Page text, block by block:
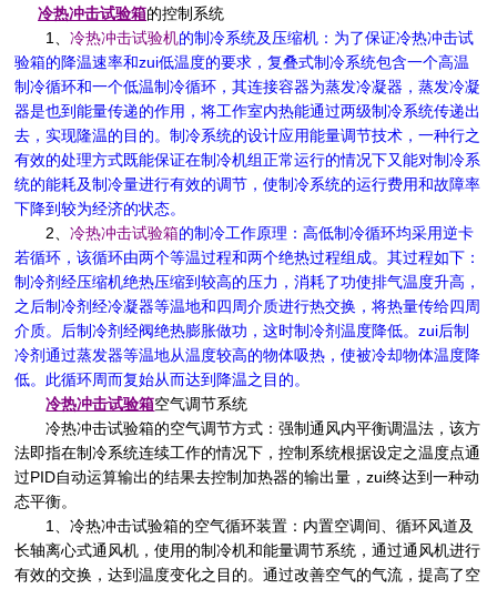
冷热冲击试验箱的控制系统
1、冷热冲击试验机的制冷系统及压缩机：为了保证冷热冲击试
验箱的降温速率和zui低温度的要求，复叠式制冷系统包含一个高温
制冷循环和一个低温制冷循环，其连接容器为蒸发冷凝器，蒸发冷凝
器是也到能量传递的作用，将工作室内热能通过两级制冷系统传递出
去，实现隆温的目的。制冷系统的设计应用能量调节技术，一种行之
有效的处理方式既能保证在制冷机组正常运行的情况下又能对制冷系
统的能耗及制冷量进行有效的调节，使制冷系统的运行费用和故障率
下降到较为经济的状态。
2、冷热冲击试验箱的制冷工作原理：高低制冷循环均采用逆卡
若循环，该循环由两个等温过程和两个绝热过程组成。其过程如下：
制冷剂经压缩机绝热压缩到较高的压力，消耗了功使排气温度升高，
之后制冷剂经冷凝器等温地和四周介质进行热交换，将热量传给四周
介质。后制冷剂经阀绝热膨胀做功，这时制冷剂温度降低。zui后制
冷剂通过蒸发器等温地从温度较高的物体吸热，使被冷却物体温度降
低。此循环周而复始从而达到降温之目的。
冷热冲击试验箱空气调节系统
冷热冲击试验箱的空气调节方式：强制通风内平衡调温法，该方
法即指在制冷系统连续工作的情况下，控制系统根据设定之温度点通
过PID自动运算输出的结果去控制加热器的输出量，zui终达到一种动
态平衡。
1、冷热冲击试验箱的空气循环装置：内置空调间、循环风道及
长轴离心式通风机，使用的制冷机和能量调节系统，通过通风机进行
有效的交换，达到温度变化之目的。通过改善空气的气流，提高了空